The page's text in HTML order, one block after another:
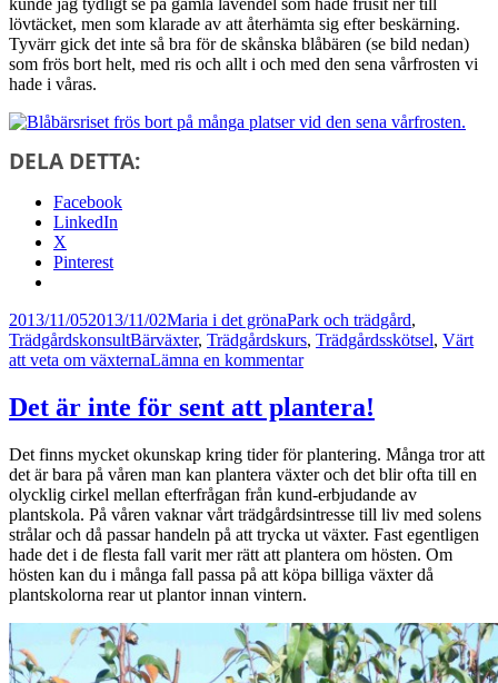
lövtäcket, men som klarade av att återhämta sig efter beskärning.
Tyvärr gick det inte så bra för de skånska blåbären (se bild nedan)
som frös bort helt, med ris och allt i och med den sena vårfrosten vi
hade i våras.
DELA DETTA:
Facebook
LinkedIn
X
Pinterest
Postat
2013/11/052013/11/02Författare
Maria i det grönaKategorier
Park och trädgård,
TrädgårdskonsultTaggar
Bärväxter, Trädgårdskurs, Trädgårdsskötsel, Värt
att veta om växternaLämna en kommentartill
trappar
ner
vintern
Det är inte för sent att plantera!
Det finns mycket okunskap kring tider för plantering. Många tror att
det är bara på våren man kan plantera växter och det blir ofta till en
olycklig cirkel mellan efterfrågan från kund-erbjudande av
plantskola. På våren vaknar vårt trädgårdsintresse till liv med solens
strålar och då passar handeln på att trycka ut växter. Fast egentligen
hade det i de flesta fall varit mer rätt att plantera om hösten. Om
hösten kan du i många fall passa på att köpa billiga växter då
plantskolorna rear ut plantor innan vintern.